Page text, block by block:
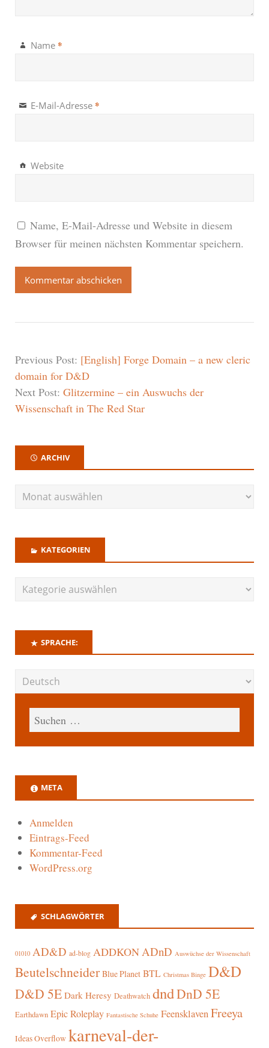
Name *
E-Mail-Adresse *
Website
Name, E-Mail-Adresse und Website in diesem
Browser für meinen nächsten Kommentar speichern.
Previous Post: [English] Forge Domain – a new cleric
domain for D&D
Next Post: Glitzermine – ein Auswuchs der
Wissenschaft in The Red Star
ARCHIV
KATEGORIEN
SPRACHE:
META
Anmelden
Eintrags-Feed
Kommentar-Feed
WordPress.org
SCHLAGWÖRTER
01010 AD&D ad-blog ADDKONADnD Auswüchse der Wissenschaft
Beutelschneider Blue Planet BTL Christmas Binge D&D
D&D 5E Dark Heresy Deathwatch dndDnD 5E
Earthdawn Epic Roleplay Fantastische Schuhe FeensklavenFreeya
Ideas Overflow karneval-der-